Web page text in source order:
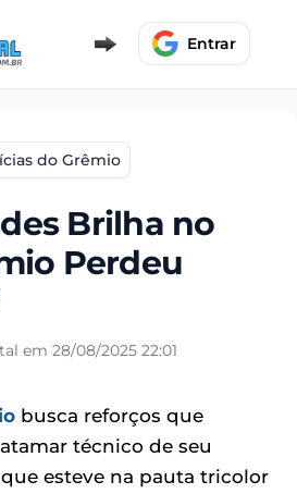
Entrar
do Grêmio
Brilha no
Perdeu
em 28/08/2025 22:01
busca reforços que
técnico de seu
esteve na pauta tricolor